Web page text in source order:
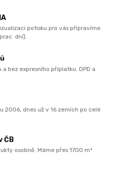
potisku pro vás připravíme
dní).
a bez expresního příplatku. DPD a
2006, dnes už v 16 zemích po celé
ČB
osobně. Máme přes 1700 m²